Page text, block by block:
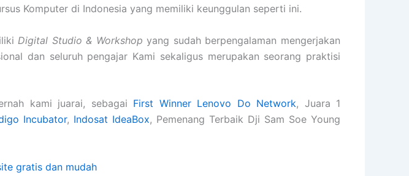
Komputer di Indonesia yang memiliki keunggulan seperti ini.
Digital Studio & Workshop yang sudah berpengalaman mengerjakan
dan seluruh pengajar Kami sekaligus merupakan seorang praktisi
kami juarai, sebagai First Winner Lenovo Do Network, Juara 1
Incubator, Indosat IdeaBox, Pemenang Terbaik Dji Sam Soe Young